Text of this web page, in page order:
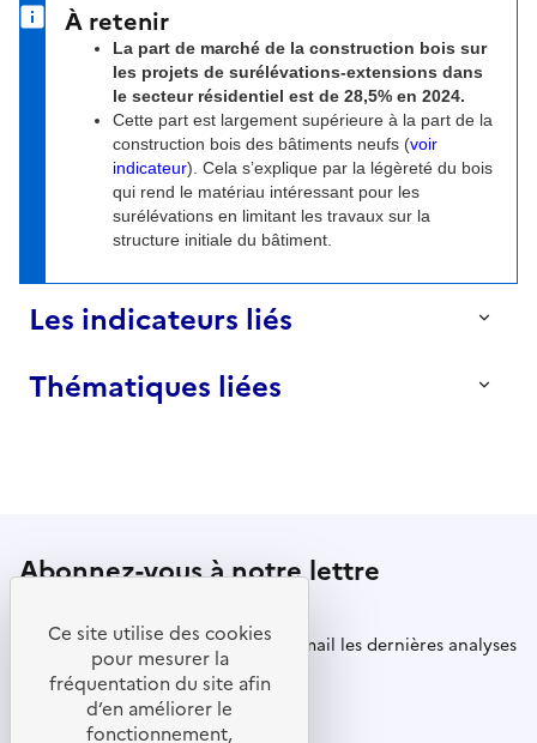
À retenir
La part de marché de la construction bois sur
les projets de surélévations-extensions dans
le secteur résidentiel est de 28,5% en 2024.
Cette part est largement supérieure à la part de la
construction bois des bâtiments neufs (voir
indicateur). Cela s’explique par la légèreté du bois
qui rend le matériau intéressant pour les
surélévations en limitant les travaux sur la
structure initiale du bâtiment.
Les indicateurs liés
Part de marché des bâtiments neufs en
construction bois selon le secteur
Thématiques liées
Abonnez-vous à notre lettre
Recevez régulièrement dans votre mail les dernières analyses
et indicateurs mis à jour.
S'abonner
Ce site utilise des cookies
pour mesurer la
fréquentation du site afin
d’en améliorer le
fonctionnement,